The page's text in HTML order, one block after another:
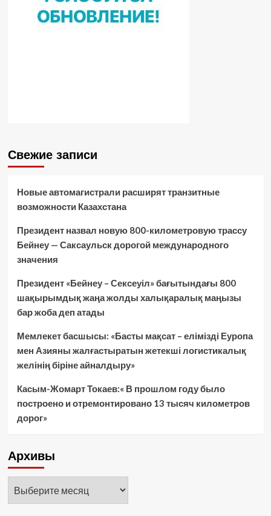
Свежие записи
Новые автомагистрали расширят транзитные
возможности Казахстана
Президент назвал новую 800-километровую трассу
Бейнеу — Саксаульск дорогой международного
значения
Президент «Бейнеу – Сексеуіл» бағытындағы 800
шақырымдық жаңа жолды халықаралық маңызы
бар жоба деп атады
Мемлекет басшысы: «Басты мақсат – елімізді Еуропа
мен Азияны жалғастыратын жетекші логистикалық
желінің біріне айналдыру»
Касым-Жомарт Токаев:« В прошлом году было
построено и отремонтировано 13 тысяч километров
дорог»
Архивы